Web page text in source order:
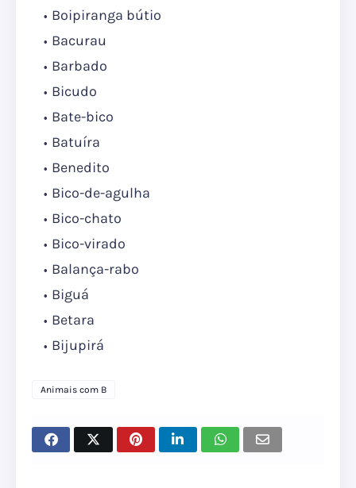
Boipiranga bútio
Bacurau
Barbado
Bicudo
Bate-bico
Batuíra
Benedito
Bico-de-agulha
Bico-chato
Bico-virado
Balança-rabo
Biguá
Betara
Bijupirá
Animais com B